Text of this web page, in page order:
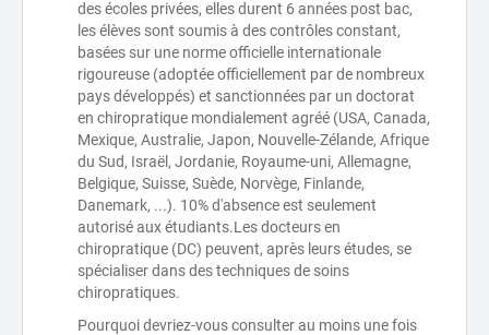
des écoles privées, elles durent 6 années post bac,
les élèves sont soumis à des contrôles constant,
basées sur une norme officielle internationale
rigoureuse (adoptée officiellement par de nombreux
pays développés) et sanctionnées par un doctorat
en chiropratique mondialement agréé (USA, Canada,
Mexique, Australie, Japon, Nouvelle-Zélande, Afrique
du Sud, Israël, Jordanie, Royaume-uni, Allemagne,
Belgique, Suisse, Suède, Norvège, Finlande,
Danemark, ...). 10% d'absence est seulement
autorisé aux étudiants.Les docteurs en
chiropratique (DC) peuvent, après leurs études, se
spécialiser dans des techniques de soins
chiropratiques.
Pourquoi devriez-vous consulter au moins une fois